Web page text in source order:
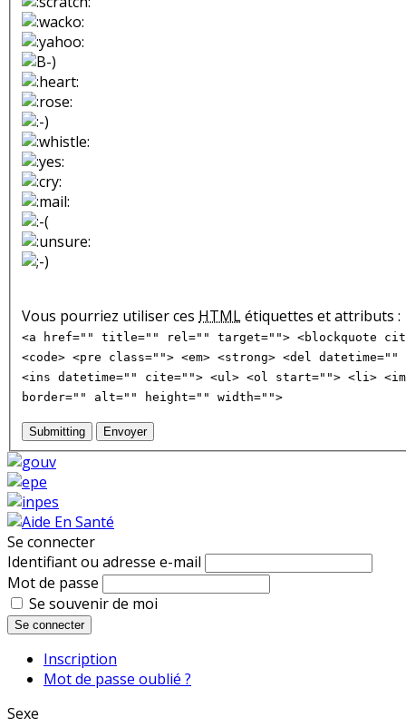
Vous pourriez utiliser ces HTMLétiquettes et attributs :
<a href="" title="" rel="" target=""> <blockquote
<code> <pre class=""> <em> <strong> <del
<ins datetime="" cite=""> <ul> <ol start=""> <li>
border="" alt="" height="" width="">
Submitting Envoyer
Se connecter
Identifiant ou adresse e-mail
Mot de passe
Se souvenir de moi
Se connecter
Inscription
Mot de passe oublié ?
Sexe